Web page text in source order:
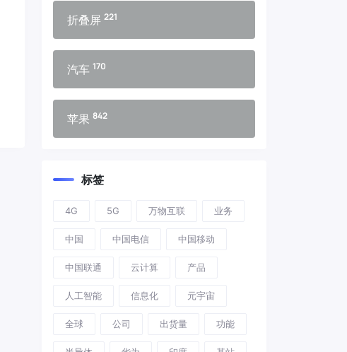
折叠屏 221
汽车 170
苹果 842
标签
4G 5G 万物互联 业务
中国 中国电信 中国移动
中国联通 云计算 产品
人工智能 信息化 元宇宙
全球 公司 出货量 功能